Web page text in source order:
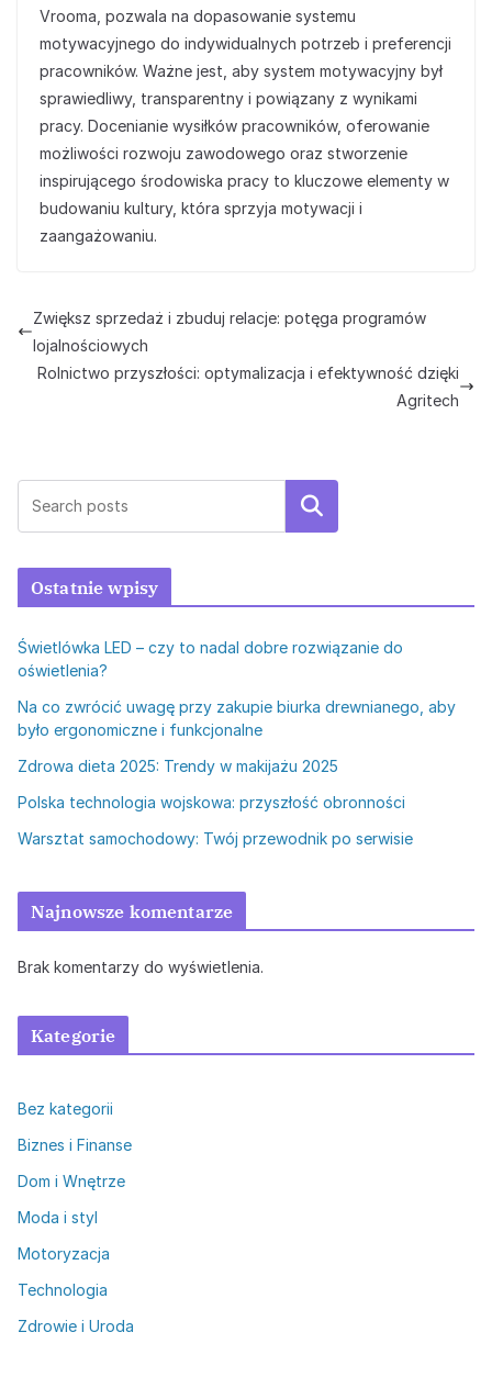
Vrooma, pozwala na dopasowanie systemu
motywacyjnego do indywidualnych potrzeb i preferencji
pracowników. Ważne jest, aby system motywacyjny był
sprawiedliwy, transparentny i powiązany z wynikami
pracy. Docenianie wysiłków pracowników, oferowanie
możliwości rozwoju zawodowego oraz stworzenie
inspirującego środowiska pracy to kluczowe elementy w
budowaniu kultury, która sprzyja motywacji i
zaangażowaniu.
Zwiększ sprzedaż i zbuduj relacje: potęga programów
lojalnościowych
Rolnictwo przyszłości: optymalizacja i efektywność dzięki
Agritech
Szukaj
Ostatnie wpisy
Świetlówka LED – czy to nadal dobre rozwiązanie do
oświetlenia?
Na co zwrócić uwagę przy zakupie biurka drewnianego, aby
było ergonomiczne i funkcjonalne
Zdrowa dieta 2025: Trendy w makijażu 2025
Polska technologia wojskowa: przyszłość obronności
Warsztat samochodowy: Twój przewodnik po serwisie
Najnowsze komentarze
Brak komentarzy do wyświetlenia.
Kategorie
Bez kategorii
Biznes i Finanse
Dom i Wnętrze
Moda i styl
Motoryzacja
Technologia
Zdrowie i Uroda